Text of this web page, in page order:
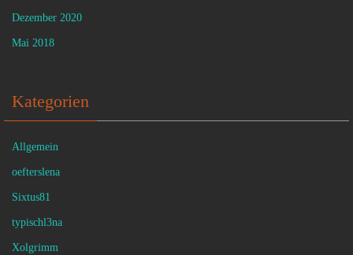
Dezember 2020
Mai 2018
Kategorien
Allgemein
oefterslena
Sixtus81
typischl3na
Xolgrimm